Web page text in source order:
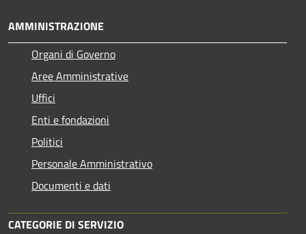
AMMINISTRAZIONE
Organi di Governo
Aree Amministrative
Uffici
Enti e fondazioni
Politici
Personale Amministrativo
Documenti e dati
CATEGORIE DI SERVIZIO